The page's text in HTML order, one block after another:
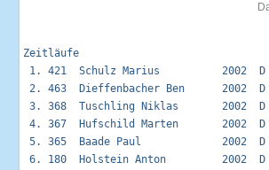
1. 421  Schulz Marius
2. 463  Dieffenbacher Ben
3. 368  Tuschling Niklas
4. 367  Hufschild Marten
5. 365  Baade Paul
6. 180  Holstein Anton         2002